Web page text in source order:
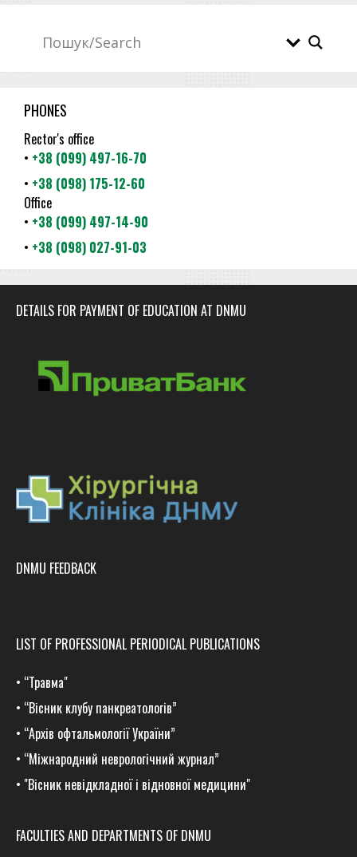
PHONES
Rector's office
• +38 (099) 497-16-70
• +38 (098) 175-12-60
Office
• +38 (099) 497-14-90
• +38 (098) 027-91-03
DETAILS FOR PAYMENT OF EDUCATION AT DNMU
DNMU FEEDBACK
LIST OF PROFESSIONAL PERIODICAL PUBLICATIONS
• “Травма"
• “Вісник клубу панкреатологів”
• “Архів офтальмології України”
• “Міжнародний неврологічний журнал”
• "Вісник невідкладної і відновної медицини"
FACULTIES AND DEPARTMENTS OF DNMU